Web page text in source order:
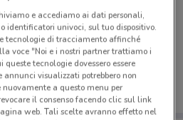
e accediamo ai dati personali,
identificatori univoci, sul tuo dispositivo.
tecnologie di tracciamento affinché
voce "Noi e i nostri partner trattiamo i
tecnologie dovessero essere
visualizzati potrebbero non
nuovamente a questo menu per
il consenso facendo clic sul link
web. Tali scelte avranno effetto nel